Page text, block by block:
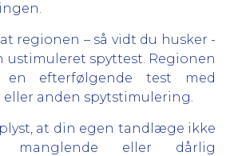
regionen – så vidt du husker -
ustimuleret spyttest. Regionen
efterfølgende test med
anden spytstimulering.
at din egen tandlæge ikke
eller dårlig